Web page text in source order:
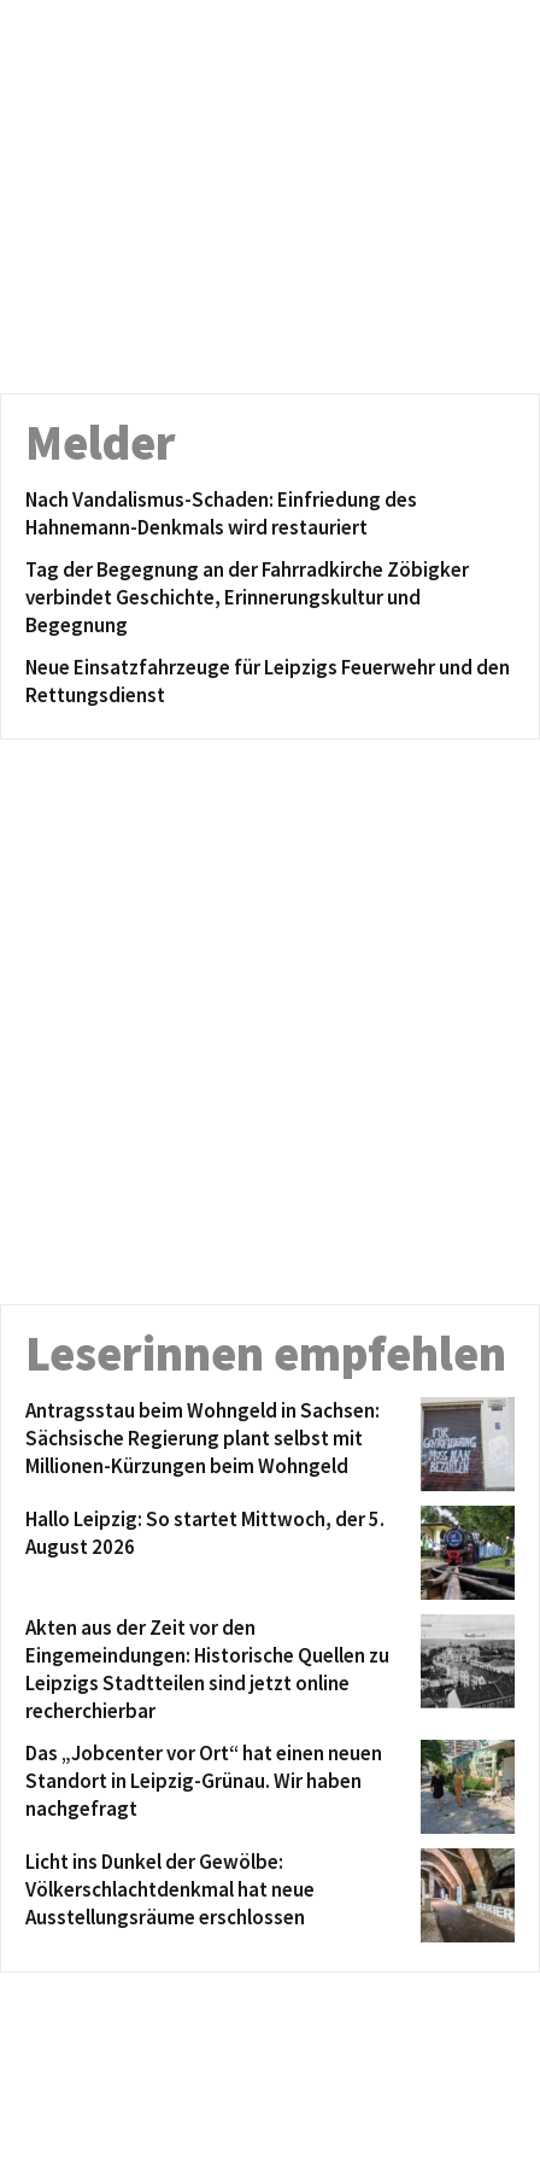
Melder
Nach Vandalismus-Schaden: Einfriedung des
Hahnemann-Denkmals wird restauriert
Tag der Begegnung an der Fahrradkirche Zöbigker
verbindet Geschichte, Erinnerungskultur und
Begegnung
Neue Einsatzfahrzeuge für Leipzigs Feuerwehr und den
Rettungsdienst
Leserinnen empfehlen
Antragsstau beim Wohngeld in Sachsen:
Sächsische Regierung plant selbst mit
Millionen-Kürzungen beim Wohngeld
Hallo Leipzig: So startet Mittwoch, der 5.
August 2026
Akten aus der Zeit vor den
Eingemeindungen: Historische Quellen zu
Leipzigs Stadtteilen sind jetzt online
recherchierbar
Das „Jobcenter vor Ort“ hat einen neuen
Standort in Leipzig-Grünau. Wir haben
nachgefragt
Licht ins Dunkel der Gewölbe:
Völkerschlachtdenkmal hat neue
Ausstellungsräume erschlossen